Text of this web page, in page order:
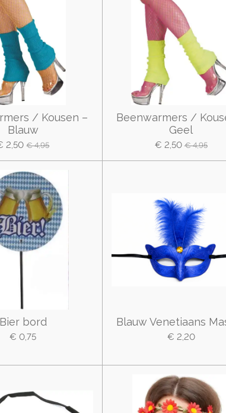
/ Kousen –
Blauw
2,50 € 4,95
Beenwarmers /
Geel
€ 2,50 € 4,95
Bier bord
€ 0,75
Blauw Venetiaans
€ 2,20